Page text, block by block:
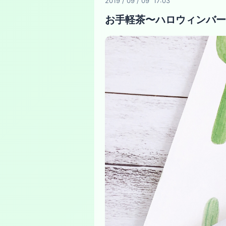
お手軽茶〜ハロウィンバ